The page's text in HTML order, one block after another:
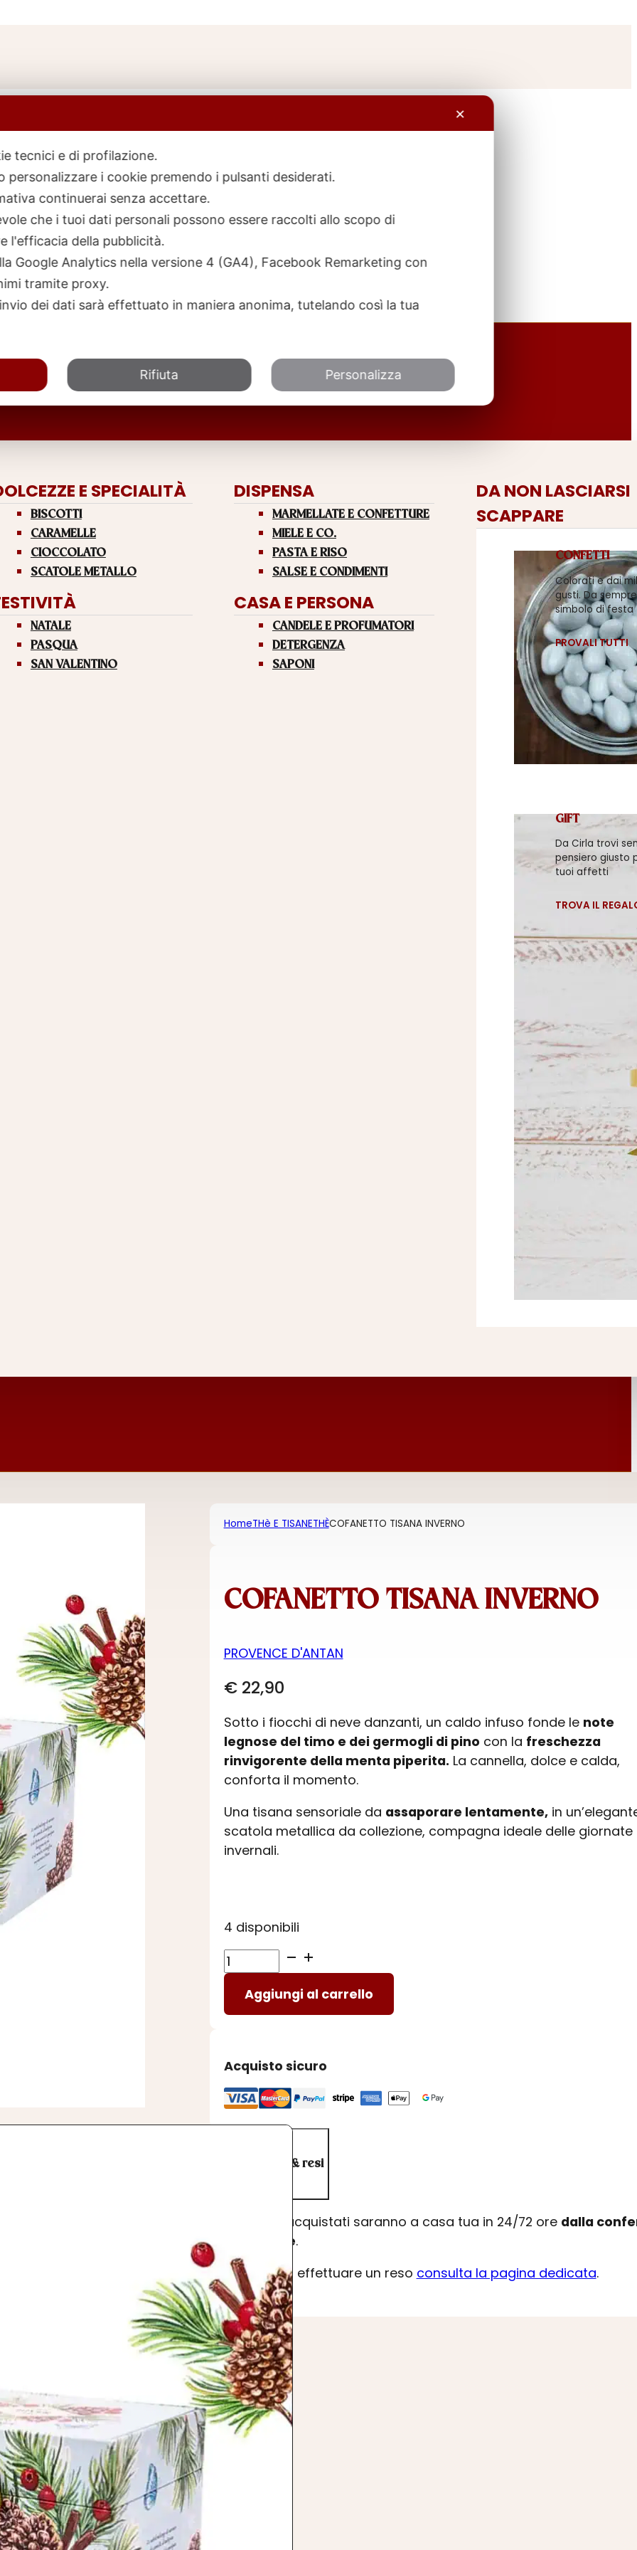
E SPECIALITÀ
BISCOTTI
CARAMELLE
CIOCCOLATO
SCATOLE METALLO
NATALE
PASQUA
SAN VALENTINO
DISPENSA
MARMELLATE E CONFETTURE
MIELE E CO.
PASTA E RISO
SALSE E CONDIMENTI
CASA E PERSONA
CANDELE E PROFUMATORI
DETERGENZA
SAPONI
DA NON LASCIARSI
SCAPPARE
CONFETTI
Colorati e dai
gusti. Da sempre
simbolo di festa
PROVALI TUTTI
GIFT
Da Cirla trovi
pensiero giusto
tuoi affetti
TROVA IL
HomeTHè E TISANETHÈCOFANETTO TISANA INVERNO
COFANETTO TISANA INVERNO
PROVENCE D'ANTAN
€22,90
Sotto i fiocchi di neve danzanti, un caldo infuso fonde le note
legnose del timo e dei germogli di pino con la freschezza
rinvigorente della menta piperita. La cannella, dolce e calda,
conforta il momento.
Una tisana sensoriale da assaporare lentamente,in
scatola metallica da collezione, compagna ideale delle giornate
invernali.
4 disponibili
COFANETTO
TISANA
INVERNO
quantità
Aggiungi al carrello
Acquisto sicuro
Spedizioni & resi
I prodotti acquistati saranno a casa tua in 24/72 ore dalla
dell’ordine.
Se desideri effettuare un reso consulta la pagina dedicata.
✕
tecnici e di profilazione.
personalizzare i cookie premendo i pulsanti desiderati.
continuerai senza accettare.
che i tuoi dati personali possono essere raccolti allo scopo di
l'efficacia della pubblicità.
Google Analytics nella versione 4 (GA4), Facebook Remarketing con
tramite proxy.
dei dati sarà effettuato in maniera anonima, tutelando così la tua
Rifiuta Personalizza